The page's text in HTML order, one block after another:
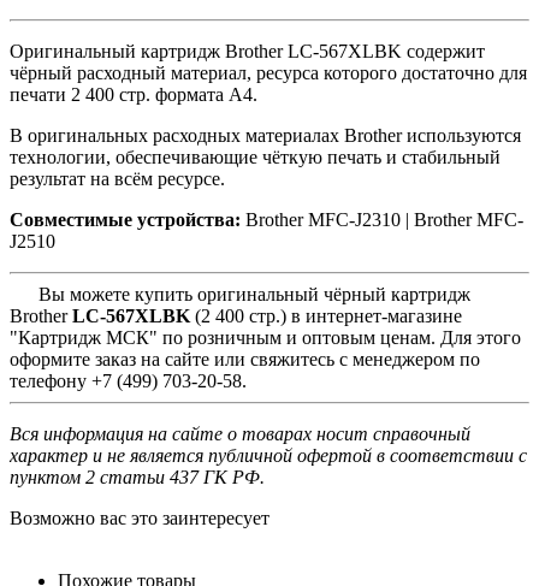
Оригинальный картридж Brother LC-567XLBK содержит
чёрный расходный материал, ресурса которого достаточно для
печати 2 400 стр. формата A4.
В оригинальных расходных материалах Brother используются
технологии, обеспечивающие чёткую печать и стабильный
результат на всём ресурсе.
Совместимые устройства: Brother MFC-J2310 | Brother MFC-
J2510
Вы можете купить оригинальный чёрный картридж
BrotherLC-567XLBK (2 400 стр.) в интернет-магазине
"Картридж МСК" по розничным и оптовым ценам. Для этого
оформите заказ на сайте или свяжитесь с менеджером по
телефону +7 (499) 703-20-58.
Вся информация на сайте о товарах носит справочный
характер и не является публичной офертой в соответствии с
пунктом 2 статьи 437 ГК РФ.
Возможно вас это заинтересует
Похожие товары